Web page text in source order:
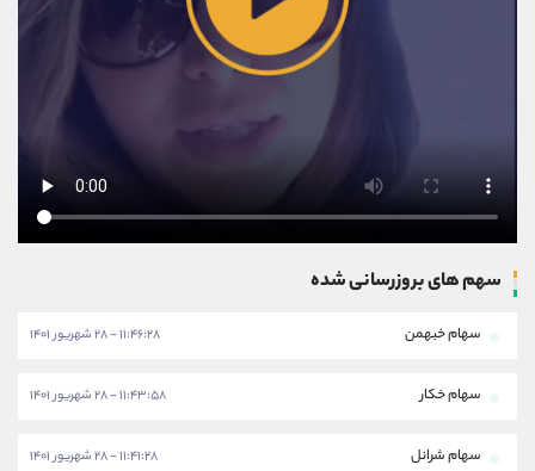
سهم های بروزرسانی شده
سهام خبهمن ۱۱:۴۶:۲۸ - ۲۸ شهریور ۱۴۰۱
سهام خکار ۱۱:۴۳:۵۸ - ۲۸ شهریور ۱۴۰۱
سهام شرانل ۱۱:۴۱:۲۸ - ۲۸ شهریور ۱۴۰۱